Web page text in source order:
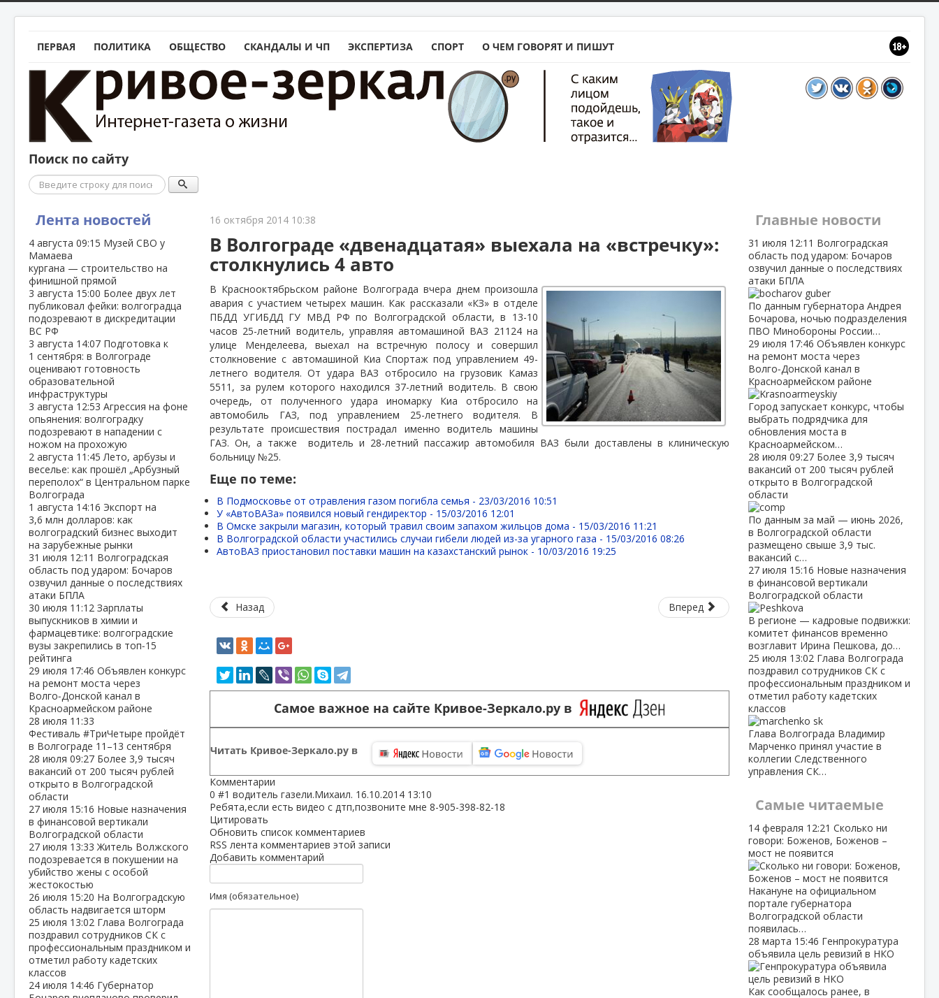
ПЕРВАЯ ПОЛИТИКА ОБЩЕСТВО СКАНДАЛЫ И ЧП ЭКСПЕРТИЗА СПОРТ О ЧЕМ ГОВОРЯТ И ПИШУТ
Поиск по сайту
Поиск
Лента новостей
4 августа 09:15 Музей СВО у
Мамаева
кургана — строительство на
финишной прямой
3 августа 15:00 Более двух лет
публиковал фейки: волгоградца
подозревают в дискредитации
ВС РФ
3 августа 14:07 Подготовка к
1 сентября: в Волгограде
оценивают готовность
образовательной
инфраструктуры
3 августа 12:53 Агрессия на фоне
опьянения: волгоградку
подозревают в нападении с
ножом на прохожую
2 августа 11:45Лето, арбузы и
веселье: как прошёл „Арбузный
переполох“ в Центральном парке
Волгограда
1 августа 14:16 Экспорт на
3,6 млн долларов: как
волгоградский бизнес выходит
на зарубежные рынки
31 июля 12:11 Волгоградская
область под ударом: Бочаров
озвучил данные о последствиях
атаки БПЛА
30 июля 11:12 Зарплаты
выпускников в химии и
фармацевтике: волгоградские
вузы закрепились в топ‑15
рейтинга
29 июля 17:46 Объявлен конкурс
на ремонт моста через
Волго‑Донской канал в
Красноармейском районе
28 июля 11:33
Фестиваль #ТриЧетыре пройдёт
в Волгограде 11–13 сентября
28 июля 09:27 Более 3,9 тысяч
вакансий от 200 тысяч рублей
открыто в Волгоградской
области
27 июля 15:16 Новые назначения
в финансовой вертикали
Волгоградской области
27 июля 13:33Житель Волжского
подозревается в покушении на
убийство жены с особой
жестокостью
26 июля 15:20 На Волгоградскую
область надвигается шторм
25 июля 13:02 Глава Волгограда
поздравил сотрудников СК с
профессиональным праздником и
отметил работу кадетских
классов
24 июля 14:46 Губернатор
16 октября 2014 10:38
В Волгограде «двенадцатая» выехала на «встречку»:
столкнулись 4 авто
В Краснооктябрьском районе Волгограда вчера днем произошла
авария с участием четырех машин. Как рассказали «КЗ» в отделе
ПБДД УГИБДД ГУ МВД РФ по Волгоградской области, в 13-10
часов 25-летний водитель, управляя автомашиной ВАЗ 21124 на
улице Менделеева, выехал на встречную полосу и совершил
столкновение с автомашиной Киа Спортаж под управлением 49-
летнего водителя. От удара ВАЗ отбросило на грузовик Камаз
5511, за рулем которого находился 37-летний водитель. В свою
очередь, от полученного удара иномарку Киа отбросило на
автомобиль ГАЗ, под управлением 25-летнего водителя. В
результате происшествия пострадал именно водитель машины
ГАЗ. Он, а также
водитель и 28-летний пассажир автомобиля ВАЗ были доставлены в клиническую
больницу №25.
Еще по теме:
В Подмосковье от отравления газом погибла семья - 23/03/2016 10:51
У «АвтоВАЗа» появился новый гендиректор - 15/03/2016 12:01
В Омске закрыли магазин, который травил своим запахом жильцов дома - 15/03/2016 11:21
В Волгоградской области участились случаи гибели людей из-за угарного газа - 15/03/2016 08:26
АвтоВАЗ приостановил поставки машин на казахстанский рынок - 10/03/2016 19:25
Назад Вперед
Самое важное на сайте Кривое-Зеркало.ру в
Читать Кривое-Зеркало.ру в
Комментарии
0 #1 водитель газели.Михаил. 16.10.2014 13:10
Ребята,если есть видео с дтп,позвоните мне 8-905-398-82-18
Цитировать
Обновить список комментариев
RSS лента комментариев этой записи
Добавить комментарий
Имя (обязательное)
Главные новости
31 июля 12:11 Волгоградская
область под ударом: Бочаров
озвучил данные о последствиях
атаки БПЛА
По данным губернатора Андрея
Бочарова, ночью подразделения
ПВО Минобороны России…
29 июля 17:46 Объявлен конкурс
на ремонт моста через
Волго‑Донской канал в
Красноармейском районе
Город запускает конкурс, чтобы
выбрать подрядчика для
обновления моста в
Красноармейском…
28 июля 09:27 Более 3,9 тысяч
вакансий от 200 тысяч рублей
открыто в Волгоградской
области
По данным за май — июнь 2026,
в Волгоградской области
размещено свыше 3,9 тыс.
вакансий с…
27 июля 15:16 Новые назначения
в финансовой вертикали
Волгоградской области
В регионе — кадровые подвижки:
комитет финансов временно
возглавит Ирина Пешкова, до…
25 июля 13:02 Глава Волгограда
поздравил сотрудников СК с
профессиональным праздником и
отметил работу кадетских
классов
Глава Волгограда Владимир
Марченко принял участие в
коллегии Следственного
управления СК…
Самые читаемые
14 февраля 12:21 Сколько ни
говори: Боженов, Боженов –
мост не появится
Накануне на официальном
портале губернатора
Волгоградской области
появилась…
28 марта 15:46 Генпрокуратура
объявила цель ревизий в НКО
Как сообщалось ранее, в